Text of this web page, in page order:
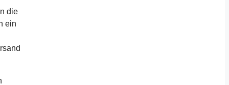
die
ein